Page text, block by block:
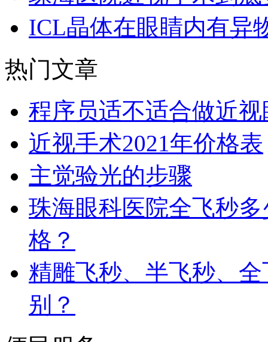
ICL晶体在眼睛内有异
热门文章
程序员适不适合做近视
近视手术2021年价格表
主觉验光的步骤
珠海眼科医院全飞秒
格？
精雕飞秒、半飞秒、
别？